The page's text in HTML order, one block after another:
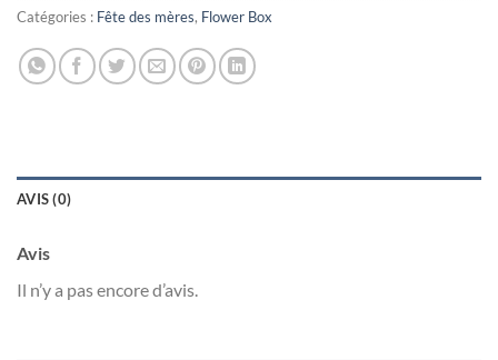
Catégories : Fête des mères, Flower Box
AVIS (0)
Avis
Il n’y a pas encore d’avis.